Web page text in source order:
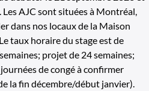
AJC sont situées à Montréal,
dans nos locaux de la Maison
taux horaire du stage est de
projet de 24 semaines;
de congé à confirmer
la fin décembre/début janvier).